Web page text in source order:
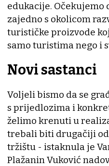
edukacije. Očekujemo
zajedno s okolicom
turističke proizvode
samo turistima nego i
Novi sastanci
Voljeli bismo da se
s prijedlozima i
želimo krenuti u
trebali biti drugačiji
tržištu - istaknula je
Plažanin Vuković